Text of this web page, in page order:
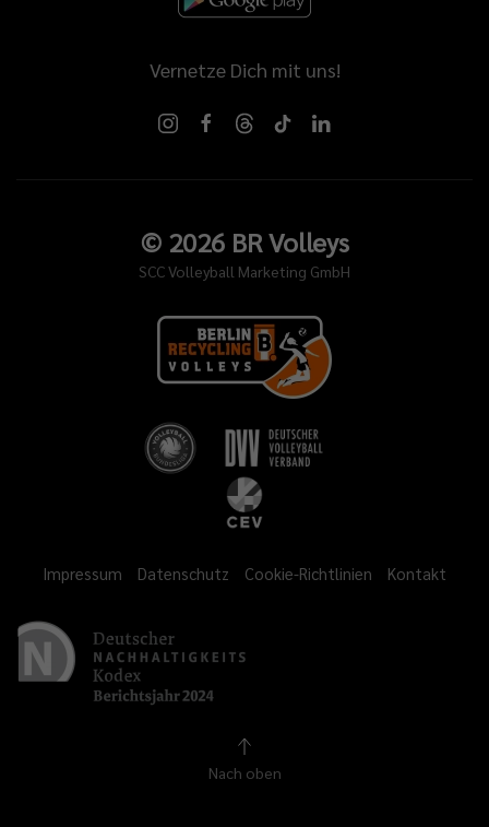
Vernetze Dich mit uns!
© 2026BR Volleys
SCC Volleyball Marketing GmbH
Impressum Datenschutz Cookie-Richtlinien Kontakt
Nach oben